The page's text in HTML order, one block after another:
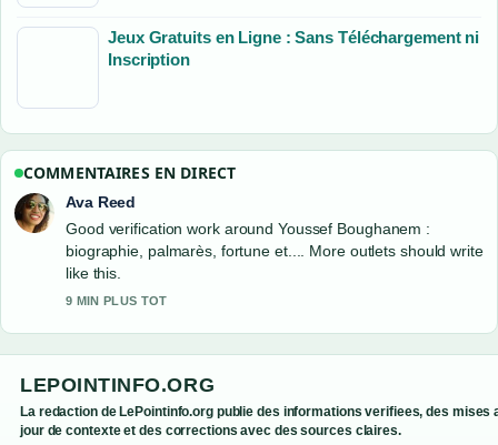
Jeux Gratuits en Ligne : Sans Téléchargement ni
Inscription
COMMENTAIRES EN DIRECT
Ava Reed
Good verification work around Youssef Boughanem :
biographie, palmarès, fortune et.... More outlets should write
like this.
9 MIN PLUS TOT
LEPOINTINFO.ORG
La redaction de LePointinfo.org publie des informations verifiees, des mises
jour de contexte et des corrections avec des sources claires.